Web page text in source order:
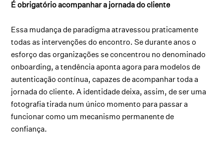
É obrigatório acompanhar a jornada do cliente
Essa mudança de paradigma atravessou praticamente
todas as intervenções do encontro. Se durante anos o
esforço das organizações se concentrou no denominado
onboarding, a tendência aponta agora para modelos de
autenticação contínua, capazes de acompanhar toda a
jornada do cliente. A identidade deixa, assim, de ser uma
fotografia tirada num único momento para passar a
funcionar como um mecanismo permanente de
confiança.